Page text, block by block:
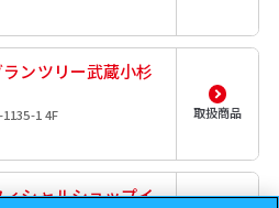
ンツリー武蔵小杉
1 4F
取扱商品
シャルショップイ